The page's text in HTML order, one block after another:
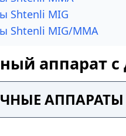
Shtenli MIG
Shtenli MIG/MMA
аппарат
АППАРАТЫ